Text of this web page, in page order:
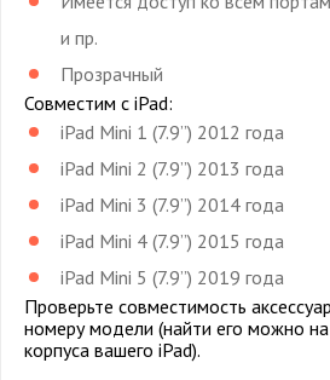
и пр.
Прозрачный
Совместим с iPad:
iPad Mini 1 (7.9’’) 2012 года
iPad Mini 2 (7.9’’) 2013 года
iPad Mini 3 (7.9’’) 2014 года
iPad Mini 4 (7.9’’) 2015 года
iPad Mini 5 (7.9’’) 2019 года
Проверьте совместимость
номеру модели (найти его можно
корпуса вашего iPad).